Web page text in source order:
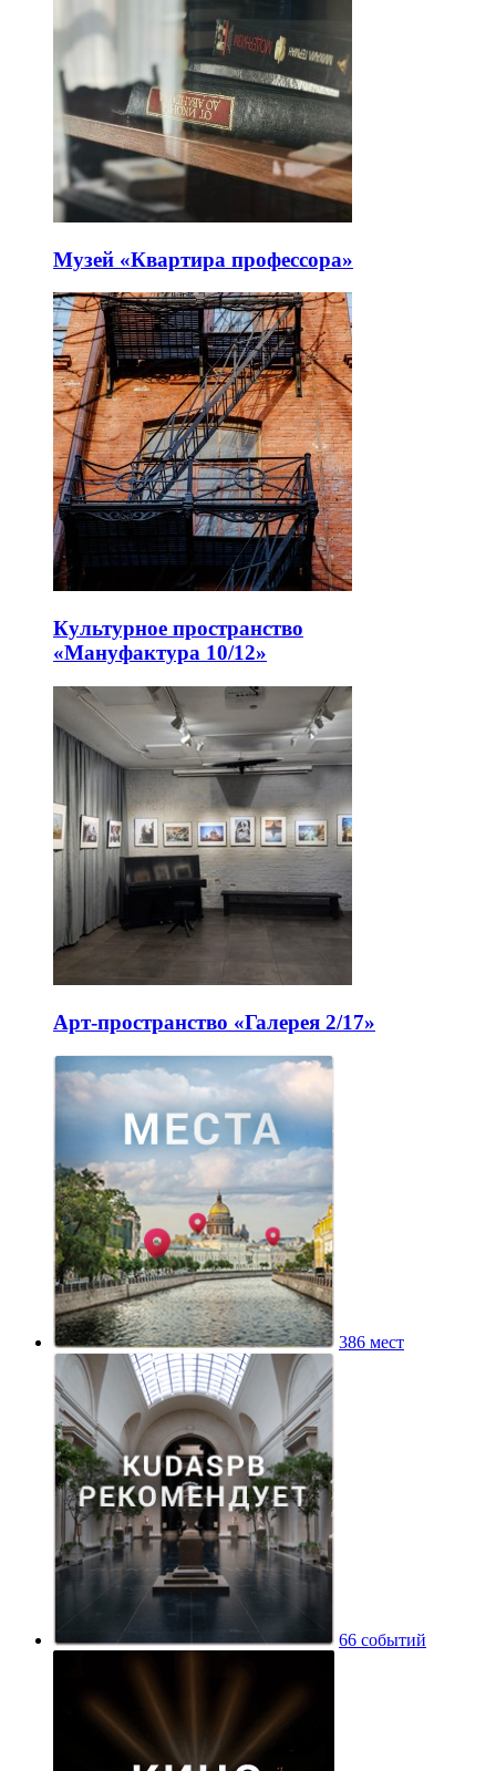
Музей «Квартира профессора»
Культурное пространство
«Мануфактура 10/12»
Арт-пространство «Галерея 2/17»
386 мест
66 событий